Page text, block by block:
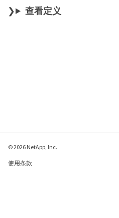
查看定义
© 2026 NetApp, Inc.
使用条款